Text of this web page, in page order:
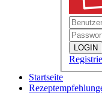
LOGIN
Startseite